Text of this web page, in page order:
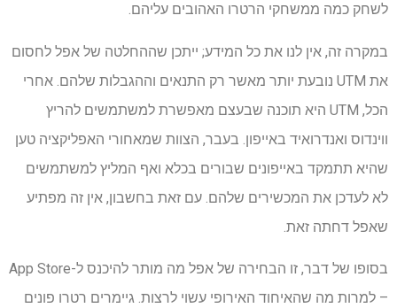
לשחק כמה ממשחקי הרטרו האהובים עליהם.
במקרה זה, אין לנו את כל המידע; ייתכן שההחלטה של ​​אפל לחסום
את UTM נובעת יותר מאשר רק התנאים וההגבלות שלהם. אחרי
הכל, UTM היא תוכנה שבעצם מאפשרת למשתמשים להריץ
ווינדוס ואנדרואיד באייפון. בעבר, הצוות שמאחורי האפליקציה טען
שהיא תתמקד באייפונים שבורים בכלא ואף המליץ ​​למשתמשים
לא לעדכן את המכשירים שלהם. עם זאת בחשבון, אין זה מפתיע
שאפל דחתה זאת.
בסופו של דבר, זו הבחירה של אפל מה מותר להיכנס ל-App Store
– למרות מה שהאיחוד האירופי עשוי לרצות. גיימרים רטרו פונים